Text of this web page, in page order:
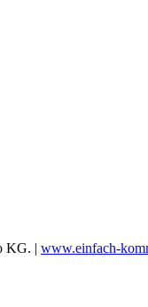
KG. | www.einfach-